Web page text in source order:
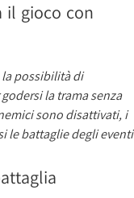
il gioco con
possibilità di
la trama senza
sono disattivati, i
le battaglie degli eventi